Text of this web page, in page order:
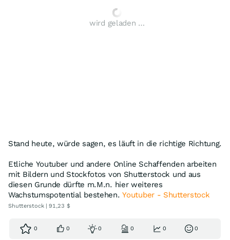
wird geladen …
Stand heute, würde sagen, es läuft in die richtige Richtung.
Etliche Youtuber und andere Online Schaffenden arbeiten
mit Bildern und Stockfotos von Shutterstock und aus
diesen Grunde dürfte m.M.n. hier weiteres
Wachstumspotential bestehen.Youtuber - Shutterstock
Shutterstock | 91,23 $
0 0 0 0 0 0